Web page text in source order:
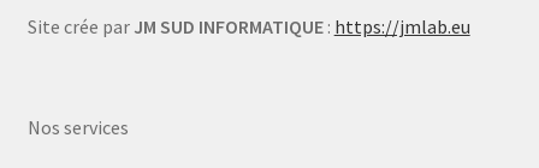
Site crée par JM SUD INFORMATIQUE: https://jmlab.eu
Nos services